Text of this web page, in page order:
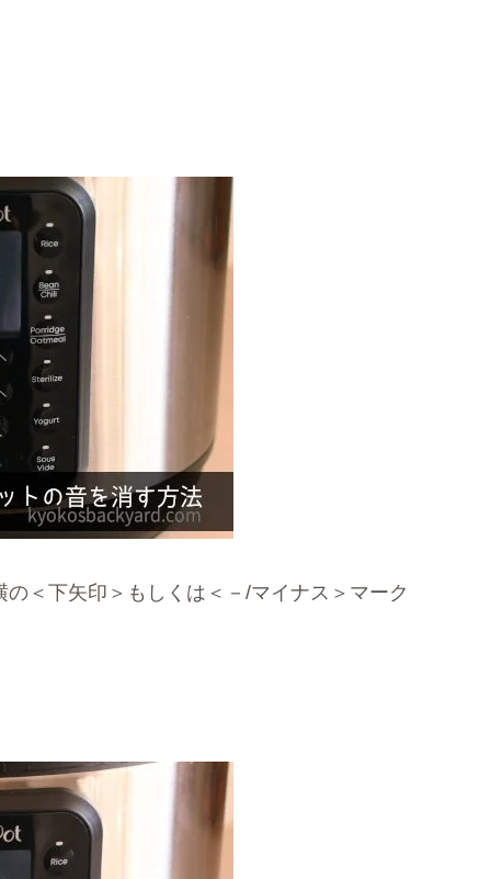
＜下矢印＞もしくは＜－/マイナス＞マーク